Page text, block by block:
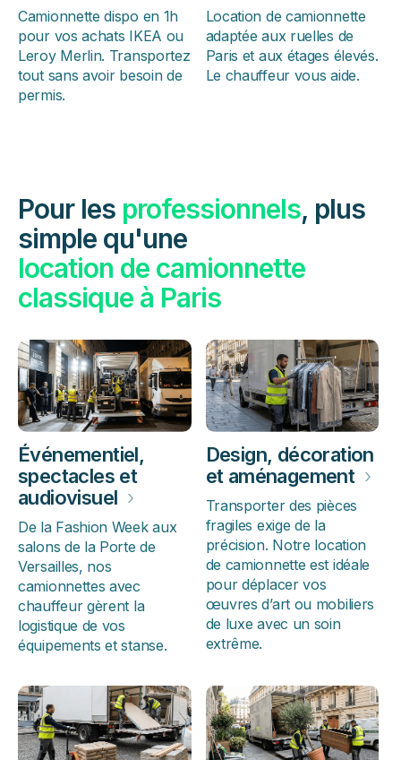
Camionnette dispo en 1h
pour vos achats IKEA ou
Leroy Merlin. Transportez
tout sans avoir besoin de
permis.
Location de camionnette
adaptée aux ruelles de
Paris et aux étages élevés.
Le chauffeur vous aide.
Pour les professionnels, plus
simple qu'une
location de camionnette
classique à Paris
Événementiel,
spectacles et
audiovisuel ›
De la Fashion Week aux
salons de la Porte de
Versailles, nos
camionnettes avec
chauffeur gèrent la
logistique de vos
équipements et stanse.
Design, décoration
et aménagement ›
Transporter des pièces
fragiles exige de la
précision. Notre location
de camionnette est idéale
pour déplacer vos
œuvres d’art ou mobiliers
de luxe avec un soin
extrême.